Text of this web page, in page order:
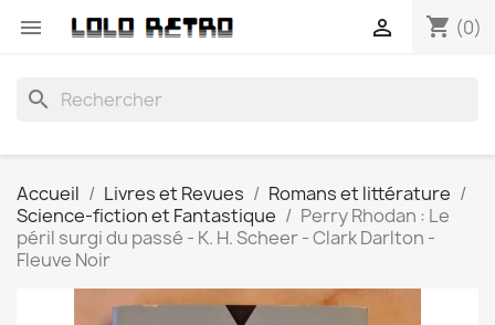
 shopping_cart (0)

search
Accueil Livres et Revues
Romans et littérature
Science-fiction et Fantastique
Perry Rhodan : Le
péril surgi du passé - K. H. Scheer - Clark Darlton -
Fleuve Noir